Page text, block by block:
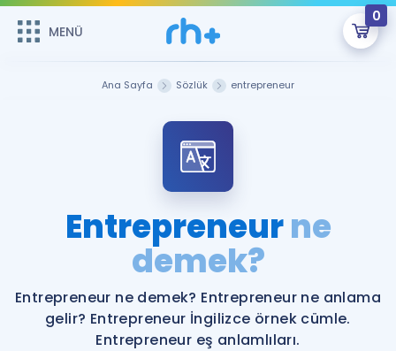
MENÜ
0
Şifremi Hatırlamıyorum
Sepetin Şu An Boş.
Remzi Hoca ile seni sınava hazırlayacak onlarca eğitim seni
bekliyor!
MENÜ
Katılımcı Görüşleri
Faydalı Araçlar
Ücretsiz Kaynaklar
İngilizce Gramer
Ana Sayfa Sözlük entrepreneur
Entrepreneurne
demek?
Entrepreneur ne demek? Entrepreneur ne anlama
gelir? Entrepreneur İngilizce örnek cümle.
Entrepreneur eş anlamlıları.